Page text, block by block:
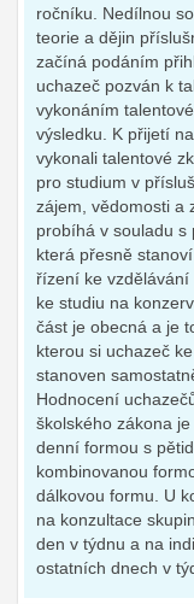
ročníku. Nedílnou
teorie a dějin
začíná podáním
uchazeč pozván k
vykonáním
výsledku. K přijetí
vykonali talentové
pro studium v
zájem, vědomosti a
probíhá v souladu s
která přesně
řízení ke vzdělávání
ke studiu na
část je obecná a je
kterou si uchazeč
stanoven
Hodnocení
školského zákona
denní formou s
kombinovanou
dálkovou formu. U
na konzultace
den v týdnu a na
ostatních dnech v